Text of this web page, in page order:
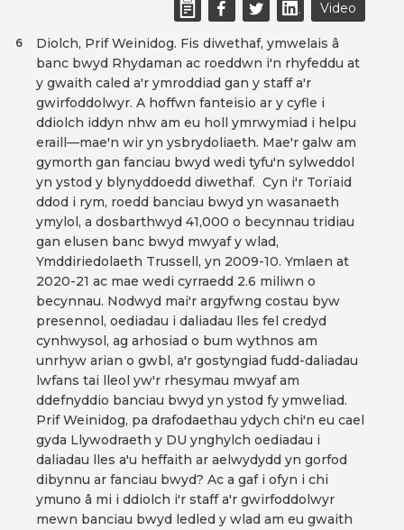
Video
Diolch, Prif Weinidog. Fis diwethaf, ymwelais â
banc bwyd Rhydaman ac roeddwn i'n rhyfeddu at
y gwaith caled a'r ymroddiad gan y staff a'r
gwirfoddolwyr. A hoffwn fanteisio ar y cyfle i
ddiolch iddyn nhw am eu holl ymrwymiad i helpu
eraill—mae'n wir yn ysbrydoliaeth. Mae'r galw am
gymorth gan fanciau bwyd wedi tyfu'n sylweddol
yn ystod y blynyddoedd diwethaf. Cyn i'r Torïaid
ddod i rym, roedd banciau bwyd yn wasanaeth
ymylol, a dosbarthwyd 41,000 o becynnau tridiau
gan elusen banc bwyd mwyaf y wlad,
Ymddiriedolaeth Trussell, yn 2009-10. Ymlaen at
2020-21 ac mae wedi cyrraedd 2.6 miliwn o
becynnau. Nodwyd mai'r argyfwng costau byw
presennol, oediadau i daliadau lles fel credyd
cynhwysol, ag arhosiad o bum wythnos am
unrhyw arian o gwbl, a'r gostyngiad fudd-daliadau
lwfans tai lleol yw'r rhesymau mwyaf am
ddefnyddio banciau bwyd yn ystod fy ymweliad.
Prif Weinidog, pa drafodaethau ydych chi'n eu cael
gyda Llywodraeth y DU ynghylch oediadau i
daliadau lles a'u heffaith ar aelwydydd yn gorfod
dibynnu ar fanciau bwyd? Ac a gaf i ofyn i chi
ymuno â mi i ddiolch i'r staff a'r gwirfoddolwyr
mewn banciau bwyd ledled y wlad am eu gwaith
6